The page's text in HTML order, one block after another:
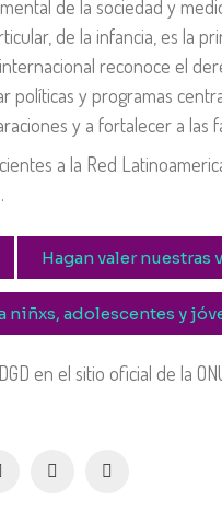
de la sociedad y
de la infancia, es la
reconoce el
políticas y programas
y a fortalecer a las
a la Red
Hagan valer nuestras
niñxs, adolescentes y
en el sitio oficial de la